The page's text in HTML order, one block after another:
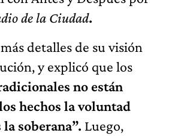
de la Ciudad.
detalles de su visión
y explicó que los
no están
hechos la voluntad
soberana”. Luego,